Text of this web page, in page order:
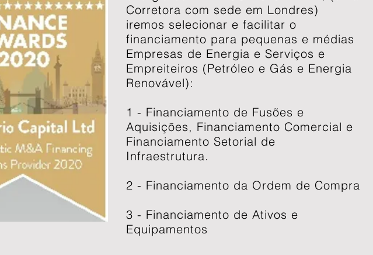
Corretora com sede em Londres)
iremos selecionar e facilitar o
financiamento para pequenas e médias
Empresas de Energia e Serviços e
Empreiteiros (Petróleo e Gás e Energia
Renovável):
1 - Financiamento de Fusões e
Aquisições, Financiamento Comercial e
Financiamento Setorial de
Infraestrutura.
2 - Financiamento da Ordem de Compra
3 - Financiamento de Ativos e
Equipamentos